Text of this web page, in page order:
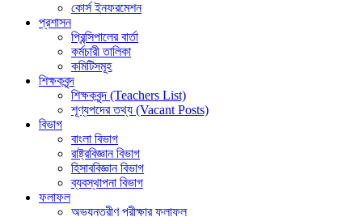
কোর্স ইনফরমেশন
প্রশাসন
প্রিন্সিপালের বার্তা
কর্মচারী তালিকা
কমিটিসমূহ
শিক্ষকবৃন্দ
শিক্ষকবৃন্দ (Teachers List)
শূণ্যপদের তথ্য (Vacant Posts)
বিভাগ
বাংলা বিভাগ
রাষ্ট্রবিজ্ঞান বিভাগ
হিসাববিজ্ঞান বিভাগ
ব্যবস্থাপনা বিভাগ
ফলাফল
অভ্যন্তরীণ পরীক্ষার ফলাফল